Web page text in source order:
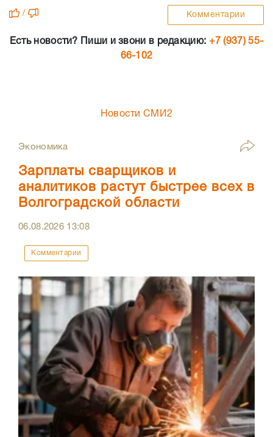
/ Комментарии
Есть новости? Пиши и звони в редакцию: +7 (937) 55-
66-102
Новости СМИ2
Экономика
Зарплаты сварщиков и
аналитиков растут быстрее всех в
Волгоградской области
06.08.2026 13:08
Комментарии